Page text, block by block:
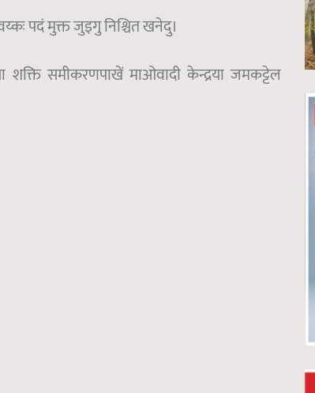
पदं मुक्त जुइगु निश्चित खनेदु।
शक्ति समीकरणपाखें माओवादी केन्द्रया जमकट्टेल